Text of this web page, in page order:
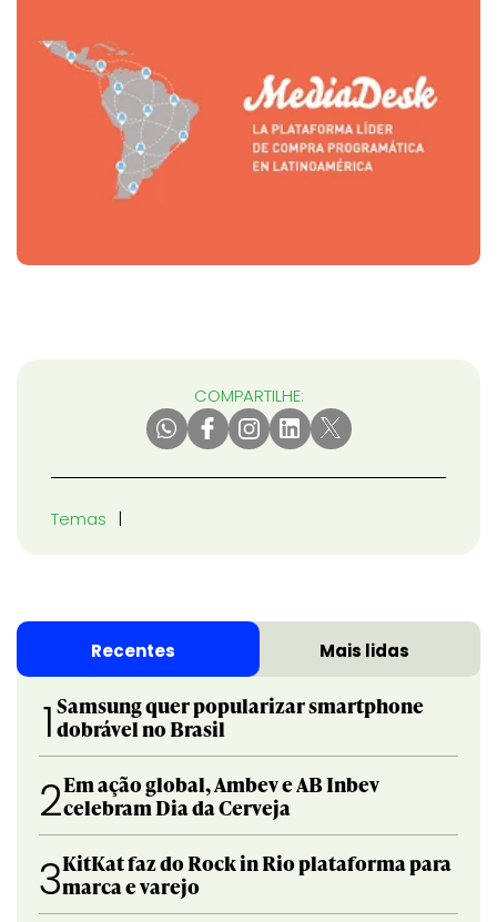
COMPARTILHE:
Temas
Recentes Mais lidas
1 Samsung quer popularizar smartphone
dobrável no Brasil
2Em ação global, Ambev e AB Inbev
celebram Dia da Cerveja
3KitKat faz do Rock in Rio plataforma para
marca e varejo